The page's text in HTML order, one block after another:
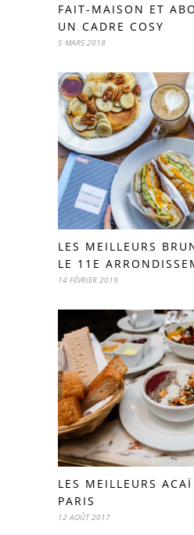
FAIT-MAISON ET
UN CADRE COSY
5 MARS 2018
LES MEILLEURS
LE 11E
14 FÉVRIER 2019
LES MEILLEURS
PARIS
12 AOÛT 2017